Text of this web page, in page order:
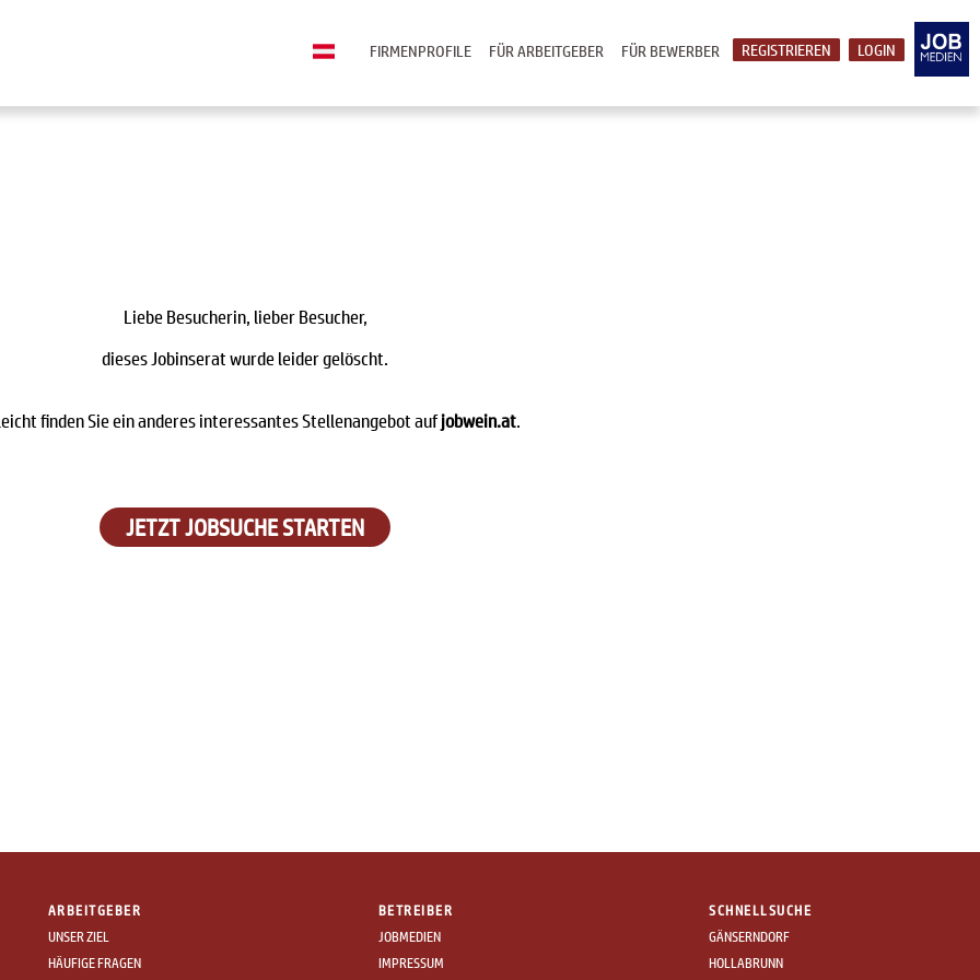
LOGIN
REGISTRIEREN
FÜR BEWERBER
FÜR ARBEITGEBER
FIRMENPROFILE
Liebe Besucherin, lieber Besucher,
dieses Jobinserat wurde leider gelöscht.
finden Sie ein anderes interessantes Stellenangebot aufjobwein.at
JETZT JOBSUCHE STARTEN
ARBEITGEBER
UNSER ZIEL
HÄUFIGE FRAGEN
BETREIBER
JOBMEDIEN
IMPRESSUM
SCHNELLSUCHE
GÄNSERNDORF
HOLLABRUNN